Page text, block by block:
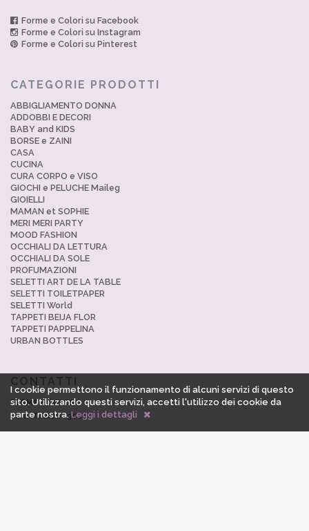
Forme e Colori su Facebook
Forme e Colori su Instagram
Forme e Colori su Pinterest
CATEGORIE PRODOTTI
ABBIGLIAMENTO DONNA
ADDOBBI E DECORI
BABY and KIDS
BORSE e ZAINI
CASA
CUCINA
CURA CORPO e VISO
GIOCHI e PELUCHE Maileg
GIOIELLI
MAMAN et SOPHIE
MERI MERI PARTY
MOOD FASHION
OCCHIALI DA LETTURA
OCCHIALI DA SOLE
PROFUMAZIONI
SELETTI ART DE LA TABLE
SELETTI TOILETPAPER
SELETTI World
TAPPETI BEIJA FLOR
TAPPETI PAPPELINA
URBAN BOTTLES
CONTATTI
FORME e COLORI
P.Iva IT02276090160
I cookie permettono il funzionamento di alcuni servizi di questo
sito. Utilizzando questi servizi, accetti l'utilizzo dei cookie da
parte nostra.Leggi i dettagli